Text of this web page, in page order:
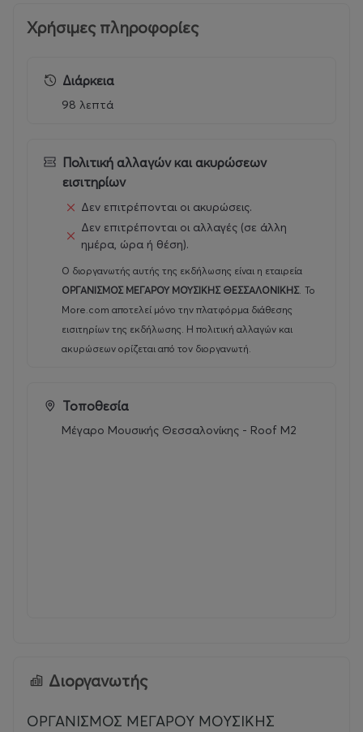
Χρήσιμες πληροφορίες
Διάρκεια
98 λεπτά
Πολιτική αλλαγών και ακυρώσεων
εισιτηρίων
Δεν επιτρέπονται οι ακυρώσεις.
Δεν επιτρέπονται οι αλλαγές (σε άλλη
ημέρα, ώρα ή θέση).
Ο διοργανωτής αυτής της εκδήλωσης είναι η εταιρεία
ΟΡΓΑΝΙΣΜΟΣ ΜΕΓΑΡΟΥ ΜΟΥΣΙΚΗΣ ΘΕΣΣΑΛΟΝΙΚΗΣ. Το
More.com αποτελεί μόνο την πλατφόρμα διάθεσης
εισιτηρίων της εκδήλωσης. Η πολιτική αλλαγών και
ακυρώσεων ορίζεται από τον διοργανωτή.
Τοποθεσία
Μέγαρο Μουσικής Θεσσαλονίκης - Roof M2
Διοργανωτής
ΟΡΓΑΝΙΣΜΟΣ ΜΕΓΑΡΟΥ ΜΟΥΣΙΚΗΣ